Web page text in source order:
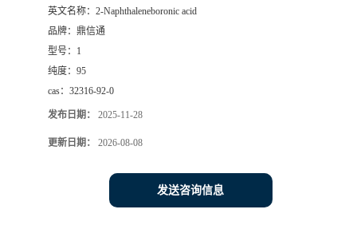
英文名称： 2-Naphthaleneboronic acid
品牌： 鼎信通
型号： 1
纯度： 95
cas： 32316-92-0
发布日期： 2025-11-28
更新日期： 2026-08-08
发送咨询信息